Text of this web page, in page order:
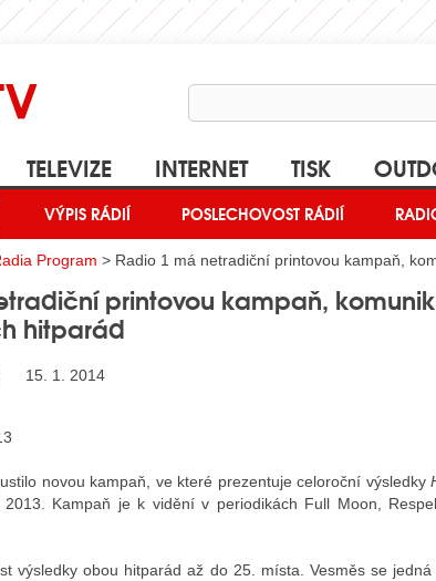
VÝPIS RÁDIÍ POSLECHOVOST RÁDIÍ
TELEVIZE INTERNET TISK
Program > Radio 1 má netradiční printovou kampaň,
printovou kampaň,
hitparád
15. 1. 2014
novou kampaň, ve které prezentuje celoroční výsledky
Kampaň je k vidění v periodikách Full Moon,
výsledky obou hitparád až do 25. místa. Vesměs se